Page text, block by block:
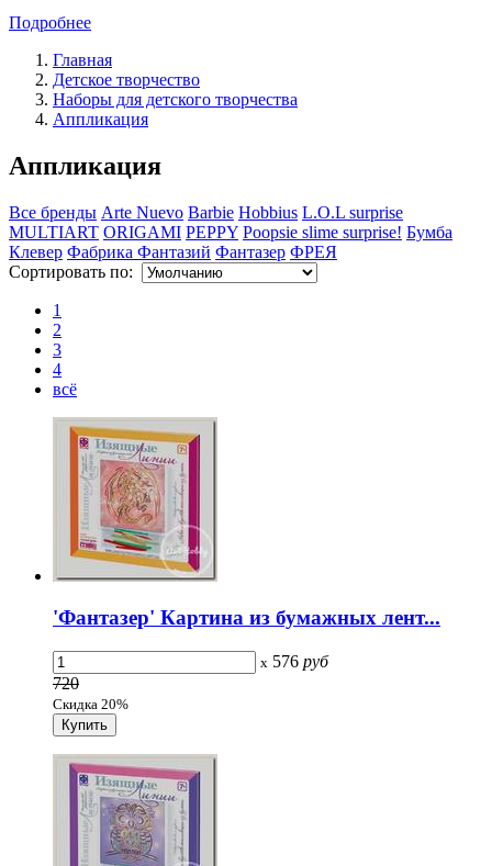
Подробнее
Главная
Детское творчество
Наборы для детского творчества
Аппликация
Аппликация
Все бренды Arte Nuevo Barbie Hobbius L.O.L surprise
MULTIART ORIGAMI PEPPY Poopsie slime surprise! Бумба
Клевер Фабрика Фантазий Фантазер ФРЕЯ
Сортировать по:
1
2
3
4
всё
'Фантазер' Картина из бумажных лент...
x 576 руб
720
Скидка 20%